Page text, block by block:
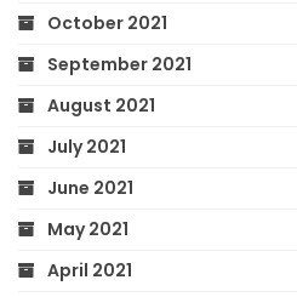
October 2021
September 2021
August 2021
July 2021
June 2021
May 2021
April 2021